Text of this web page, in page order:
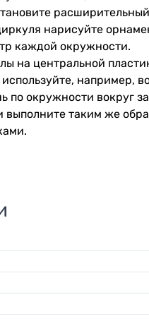
нарисуйте
каждой окружности.
на центральной
например,
по окружности вокруг
выполните таким же